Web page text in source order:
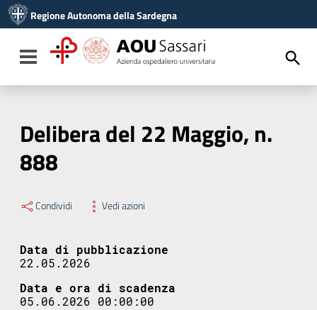
Vai al menu di navigazione
Vai al footer
Regione Autonoma della Sardegna
Toggle navigation
Delibera del 22 Maggio, n.
888
Condividi Vedi azioni
Data di pubblicazione
22.05.2026
Data e ora di scadenza
05.06.2026 00:00:00